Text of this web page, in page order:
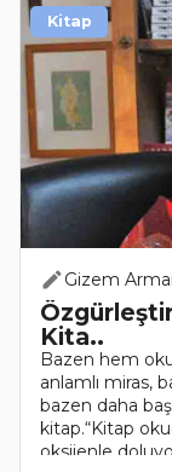
Gizem
Kita..
Bazen hem
anlamlı miras,
bazen daha
kitap.“Kitap
oksijenle
Kitap